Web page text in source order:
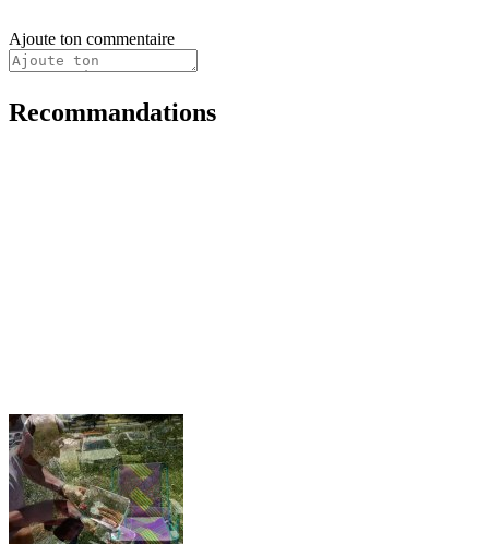
Ajoute ton commentaire
Recommandations